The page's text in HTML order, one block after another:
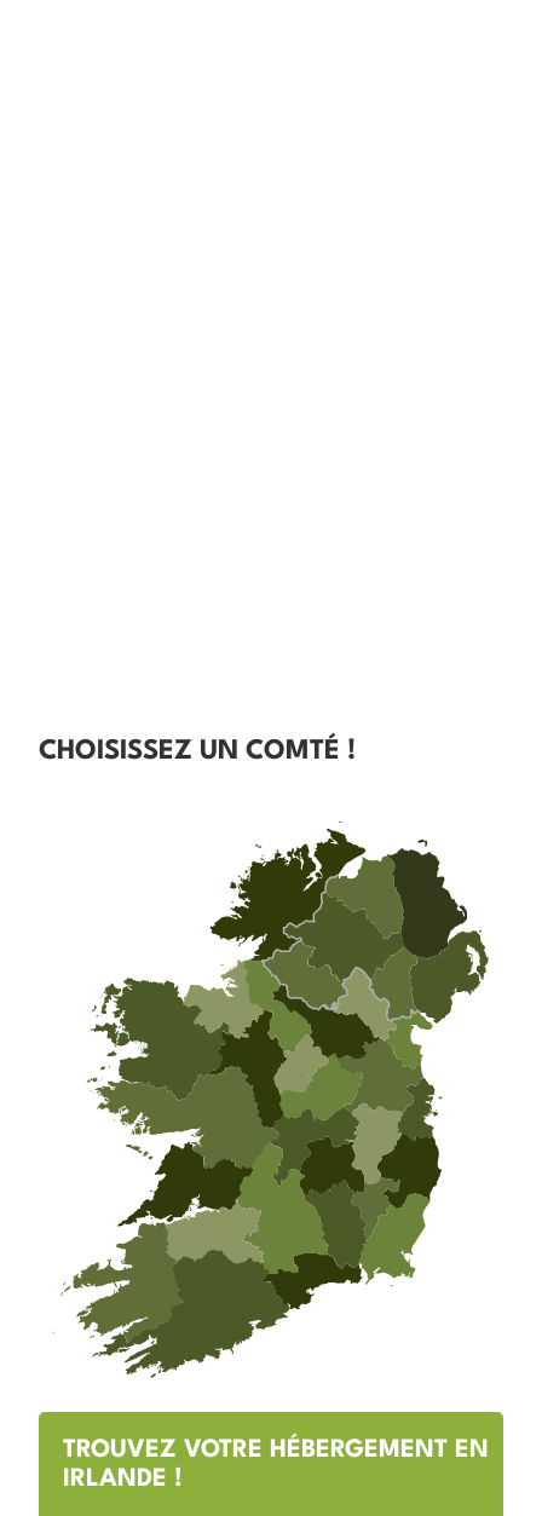
CHOISISSEZ UN COMTÉ !
TROUVEZ VOTRE HÉBERGEMENT EN
IRLANDE !